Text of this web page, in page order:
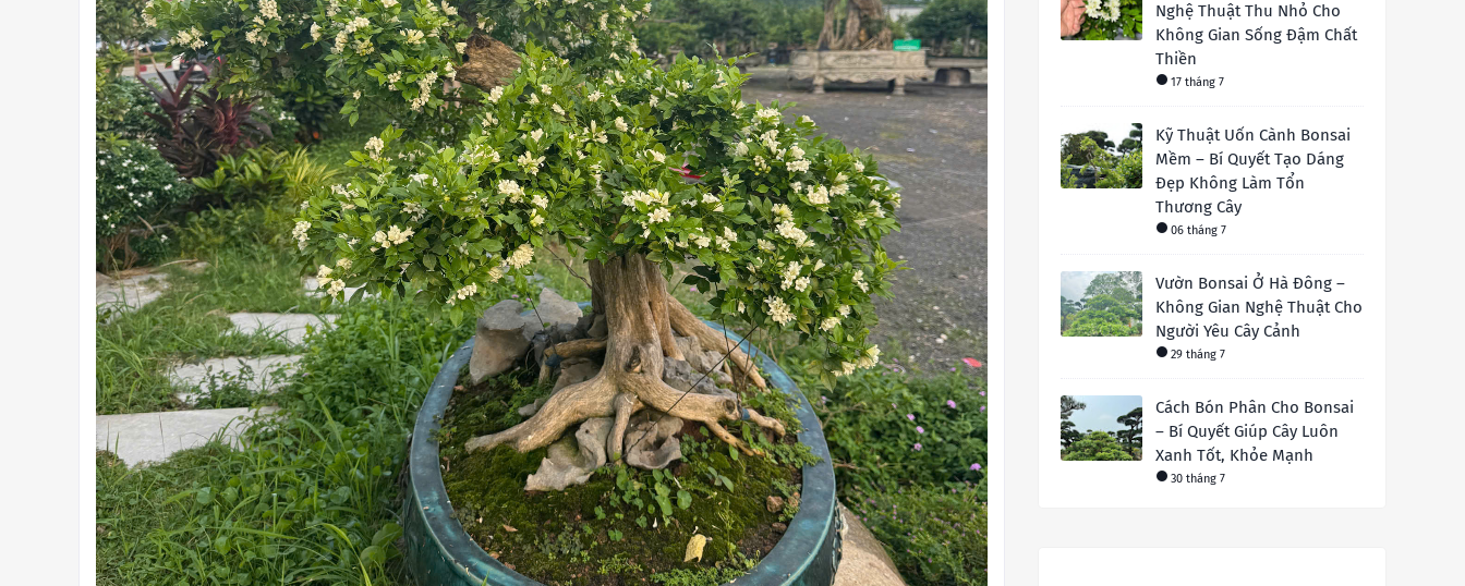
Nghệ Thuật Thu Nhỏ Cho
Không Gian Sống Đậm Chất
Thiền
17 tháng 7
Kỹ Thuật Uốn Cành Bonsai
Mềm – Bí Quyết Tạo Dáng
Đẹp Không Làm Tổn
Thương Cây
06 tháng 7
Vườn Bonsai Ở Hà Đông –
Không Gian Nghệ Thuật Cho
Người Yêu Cây Cảnh
29 tháng 7
Cách Bón Phân Cho Bonsai
– Bí Quyết Giúp Cây Luôn
Xanh Tốt, Khỏe Mạnh
30 tháng 7